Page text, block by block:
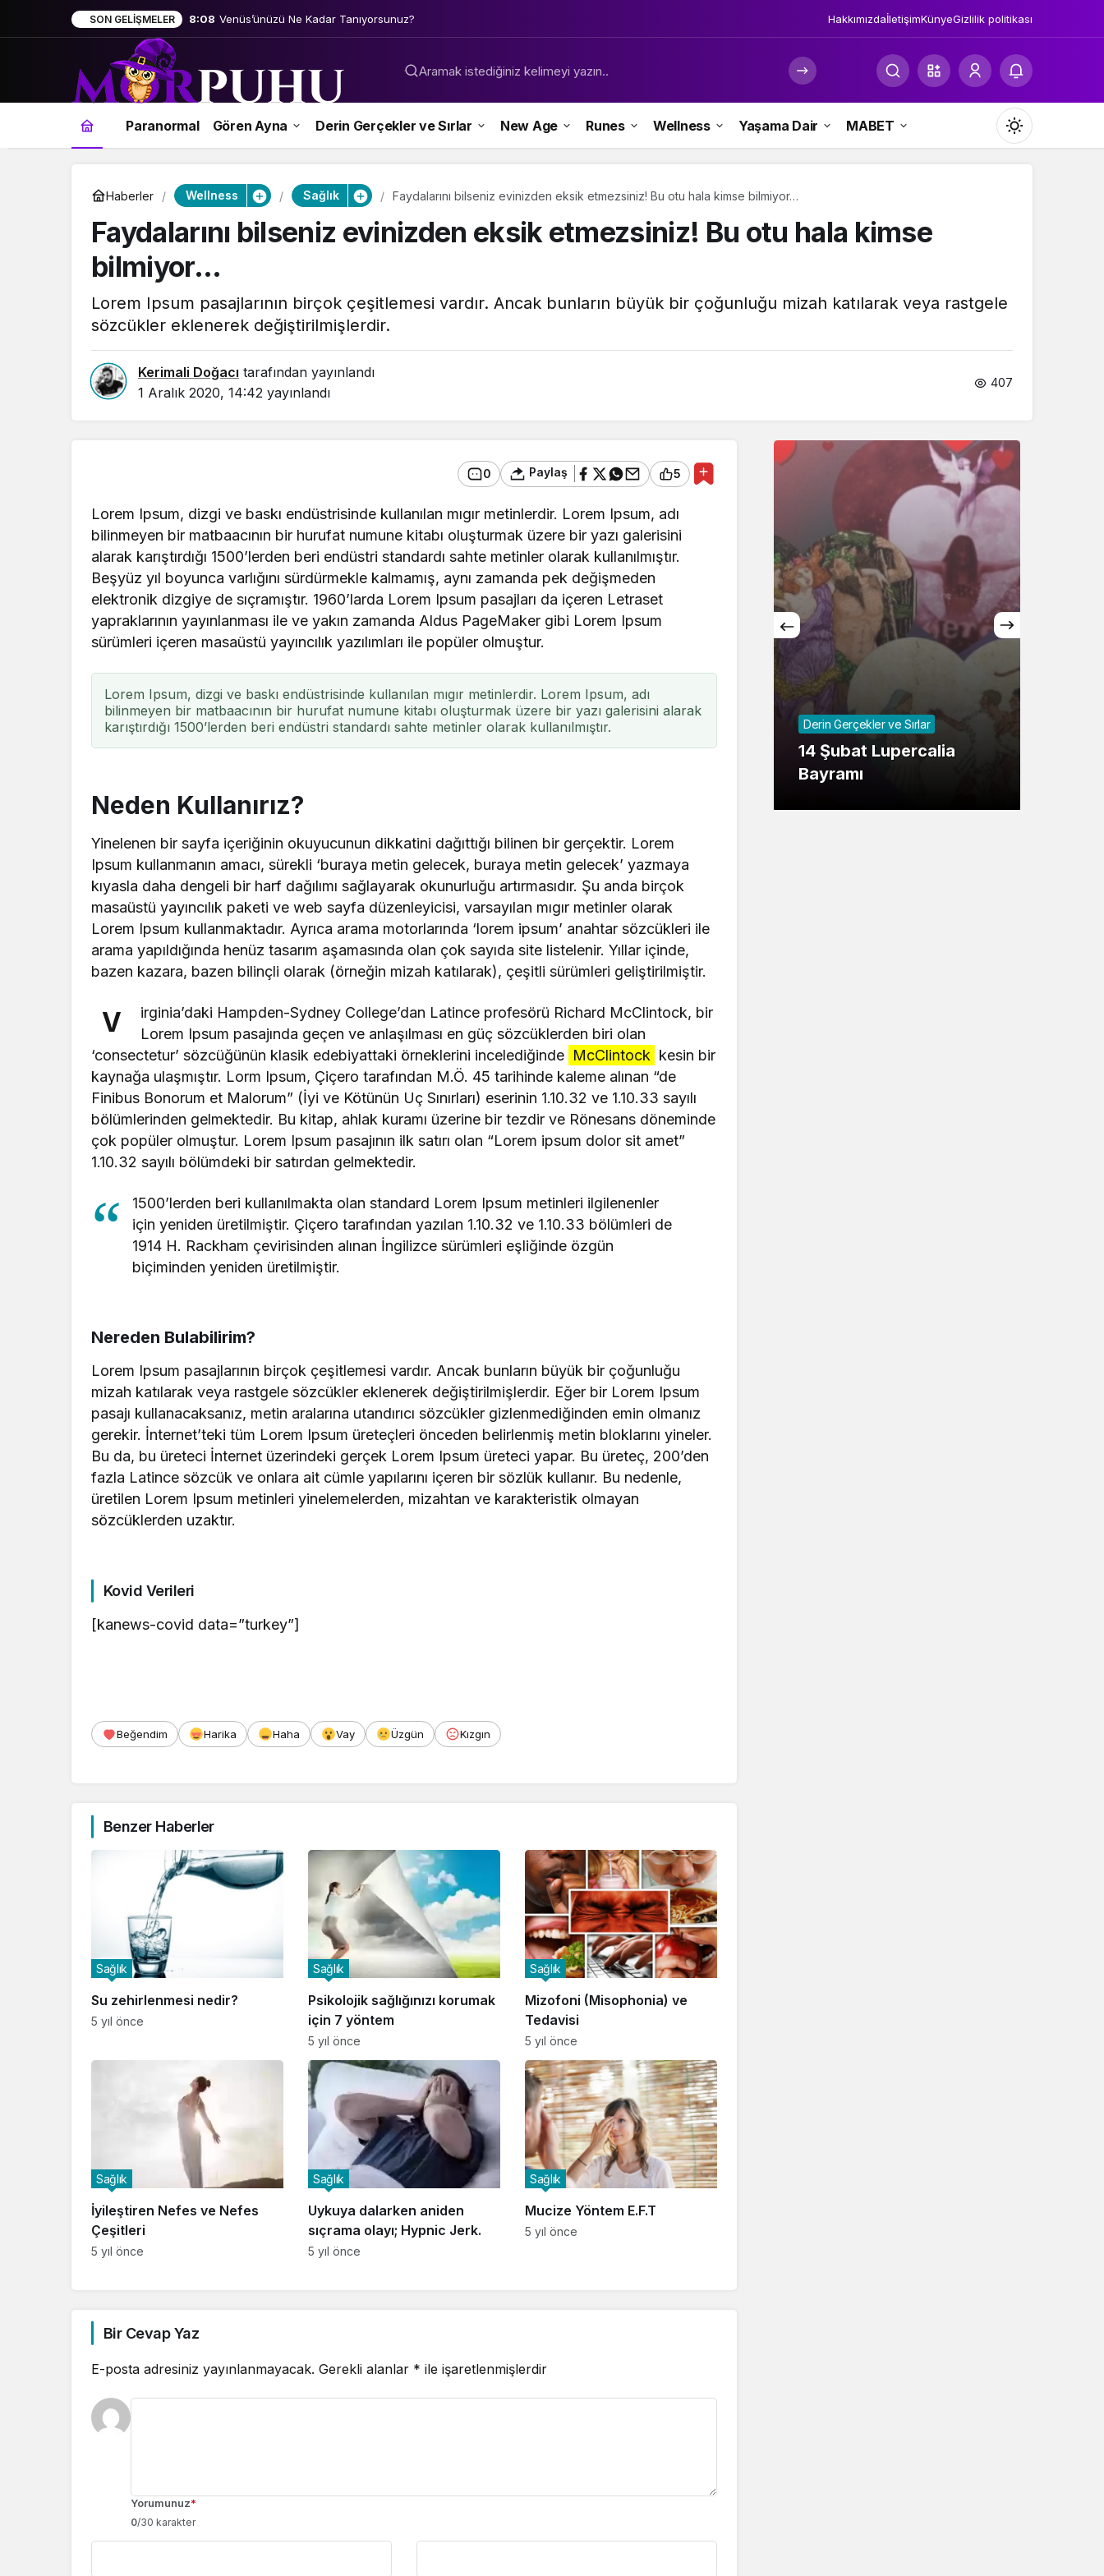
SON GELIŞMELER 8:08 Venüs’ünüzü Ne Kadar Tanıyorsunuz? HakkımızdaİletişimKünyeGizlilik politikası
Aramak istediğiniz kelimeyi yazın..
Paranormal Gören Ayna Derin Gerçekler ve Sırlar New Age Runes Wellness Yaşama Dair MABET
Mod
değiştir
Haberler Wellness Sağlık Faydalarını bilseniz evinizden eksik etmezsiniz! Bu otu hala kimse bilmiyor…
Faydalarını bilseniz evinizden eksik etmezsiniz! Bu otu hala kimse
bilmiyor…
Lorem Ipsum pasajlarının birçok çeşitlemesi vardır. Ancak bunların büyük bir çoğunluğu mizah katılarak veya rastgele
sözcükler eklenerek değiştirilmişlerdir.
Kerimali Doğacı tarafından yayınlandı
1 Aralık 2020, 14:42 yayınlandı
407
0 Paylaş 5
Lorem Ipsum, dizgi ve baskı endüstrisinde kullanılan mıgır metinlerdir. Lorem Ipsum, adı
bilinmeyen bir matbaacının bir hurufat numune kitabı oluşturmak üzere bir yazı galerisini
alarak karıştırdığı 1500’lerden beri endüstri standardı sahte metinler olarak kullanılmıştır.
Beşyüz yıl boyunca varlığını sürdürmekle kalmamış, aynı zamanda pek değişmeden
elektronik dizgiye de sıçramıştır. 1960’larda Lorem Ipsum pasajları da içeren Letraset
yapraklarının yayınlanması ile ve yakın zamanda Aldus PageMaker gibi Lorem Ipsum
sürümleri içeren masaüstü yayıncılık yazılımları ile popüler olmuştur.
Lorem Ipsum, dizgi ve baskı endüstrisinde kullanılan mıgır metinlerdir. Lorem Ipsum, adı
bilinmeyen bir matbaacının bir hurufat numune kitabı oluşturmak üzere bir yazı galerisini alarak
karıştırdığı 1500’lerden beri endüstri standardı sahte metinler olarak kullanılmıştır.
Neden Kullanırız?
Yinelenen bir sayfa içeriğinin okuyucunun dikkatini dağıttığı bilinen bir gerçektir. Lorem
Ipsum kullanmanın amacı, sürekli ‘buraya metin gelecek, buraya metin gelecek’ yazmaya
kıyasla daha dengeli bir harf dağılımı sağlayarak okunurluğu artırmasıdır. Şu anda birçok
masaüstü yayıncılık paketi ve web sayfa düzenleyicisi, varsayılan mıgır metinler olarak
Lorem Ipsum kullanmaktadır. Ayrıca arama motorlarında ‘lorem ipsum’ anahtar sözcükleri ile
arama yapıldığında henüz tasarım aşamasında olan çok sayıda site listelenir. Yıllar içinde,
bazen kazara, bazen bilinçli olarak (örneğin mizah katılarak), çeşitli sürümleri geliştirilmiştir.
V
irginia’daki Hampden-Sydney College’dan Latince profesörü Richard McClintock, bir
Lorem Ipsum pasajında geçen ve anlaşılması en güç sözcüklerden biri olan
‘consectetur’ sözcüğünün klasik edebiyattaki örneklerini incelediğinde McClintock kesin bir
kaynağa ulaşmıştır. Lorm Ipsum, Çiçero tarafından M.Ö. 45 tarihinde kaleme alınan “de
Finibus Bonorum et Malorum” (İyi ve Kötünün Uç Sınırları) eserinin 1.10.32 ve 1.10.33 sayılı
bölümlerinden gelmektedir. Bu kitap, ahlak kuramı üzerine bir tezdir ve Rönesans döneminde
çok popüler olmuştur. Lorem Ipsum pasajının ilk satırı olan “Lorem ipsum dolor sit amet”
1.10.32 sayılı bölümdeki bir satırdan gelmektedir.
1500’lerden beri kullanılmakta olan standard Lorem Ipsum metinleri ilgilenenler
için yeniden üretilmiştir. Çiçero tarafından yazılan 1.10.32 ve 1.10.33 bölümleri de
1914 H. Rackham çevirisinden alınan İngilizce sürümleri eşliğinde özgün
biçiminden yeniden üretilmiştir.
Nereden Bulabilirim?
Lorem Ipsum pasajlarının birçok çeşitlemesi vardır. Ancak bunların büyük bir çoğunluğu
mizah katılarak veya rastgele sözcükler eklenerek değiştirilmişlerdir. Eğer bir Lorem Ipsum
pasajı kullanacaksanız, metin aralarına utandırıcı sözcükler gizlenmediğinden emin olmanız
gerekir. İnternet’teki tüm Lorem Ipsum üreteçleri önceden belirlenmiş metin bloklarını yineler.
Bu da, bu üreteci İnternet üzerindeki gerçek Lorem Ipsum üreteci yapar. Bu üreteç, 200’den
fazla Latince sözcük ve onlara ait cümle yapılarını içeren bir sözlük kullanır. Bu nedenle,
üretilen Lorem Ipsum metinleri yinelemelerden, mizahtan ve karakteristik olmayan
sözcüklerden uzaktır.
Kovid Verileri
[kanews-covid data=”turkey”]
Beğendim Harika Haha Vay Üzgün Kızgın
Benzer Haberler
Su zehirlenmesi nedir?
Sağlık
5 yıl önce
Psikolojik sağlığınızı korumak
için 7 yöntem
Sağlık
5 yıl önce
Mizofoni (Misophonia) ve
Tedavisi
Sağlık
5 yıl önce
İyileştiren Nefes ve Nefes
Çeşitleri
Sağlık
5 yıl önce
Uykuya dalarken aniden
sıçrama olayı; Hypnic Jerk.
Sağlık
5 yıl önce
Mucize Yöntem E.F.T
Sağlık
5 yıl önce
Bir Cevap Yaz
E-posta adresiniz yayınlanmayacak. Gerekli alanlar * ile işaretlenmişlerdir
Yorumunuz*
0/30 karakter
Dinler ve İnançlar
20-21 Mart İlkbahar
Ekinoksu (Nevruz-
Haziran ayların da 2023
de Türkiye
Cumhuriyetini Neler
Derin Gerçekler ve Sırlar
14 Şubat Lupercalia
Bayramı